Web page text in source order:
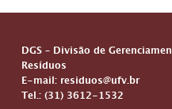
DGS – Divisão de
Resíduos
E-mail: residuos@ufv.br
Tel.: (31) 3612-1532